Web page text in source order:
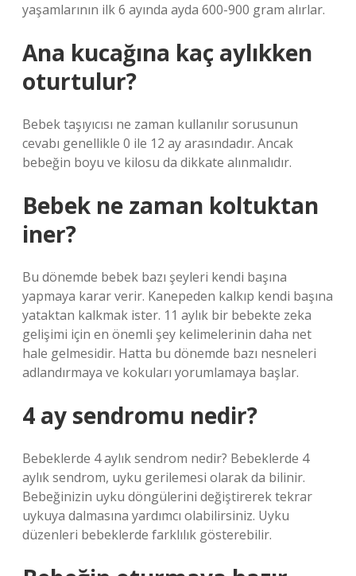
yaşamlarının ilk 6 ayında ayda 600-900 gram alırlar.
Ana kucağına kaç aylıkken
oturtulur?
Bebek taşıyıcısı ne zaman kullanılır sorusunun
cevabı genellikle 0 ile 12 ay arasındadır. Ancak
bebeğin boyu ve kilosu da dikkate alınmalıdır.
Bebek ne zaman koltuktan
iner?
Bu dönemde bebek bazı şeyleri kendi başına
yapmaya karar verir. Kanepeden kalkıp kendi başına
yataktan kalkmak ister. 11 aylık bir bebekte zeka
gelişimi için en önemli şey kelimelerinin daha net
hale gelmesidir. Hatta bu dönemde bazı nesneleri
adlandırmaya ve kokuları yorumlamaya başlar.
4 ay sendromu nedir?
Bebeklerde 4 aylık sendrom nedir? Bebeklerde 4
aylık sendrom, uyku gerilemesi olarak da bilinir.
Bebeğinizin uyku döngülerini değiştirerek tekrar
uykuya dalmasına yardımcı olabilirsiniz. Uyku
düzenleri bebeklerde farklılık gösterebilir.